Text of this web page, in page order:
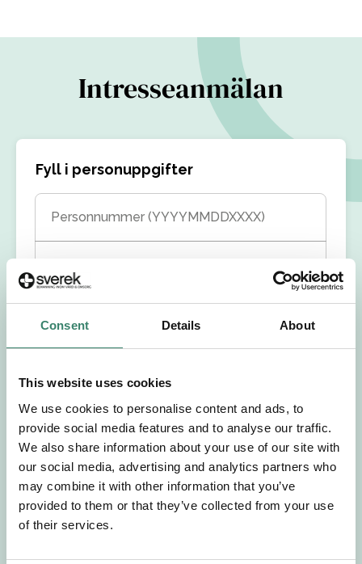
Consent Details About
This website uses cookies
We use cookies to personalise content and ads, to
provide social media features and to analyse our traffic.
We also share information about your use of our site with
our social media, advertising and analytics partners who
may combine it with other information that you’ve
provided to them or that they’ve collected from your use
of their services.
Intresseanmälan
Fyll i personuppgifter
Personnummer (YYYYMMDDXXXX)
Välj önskat arbetsområde
Välj önskad anställningsform
+46